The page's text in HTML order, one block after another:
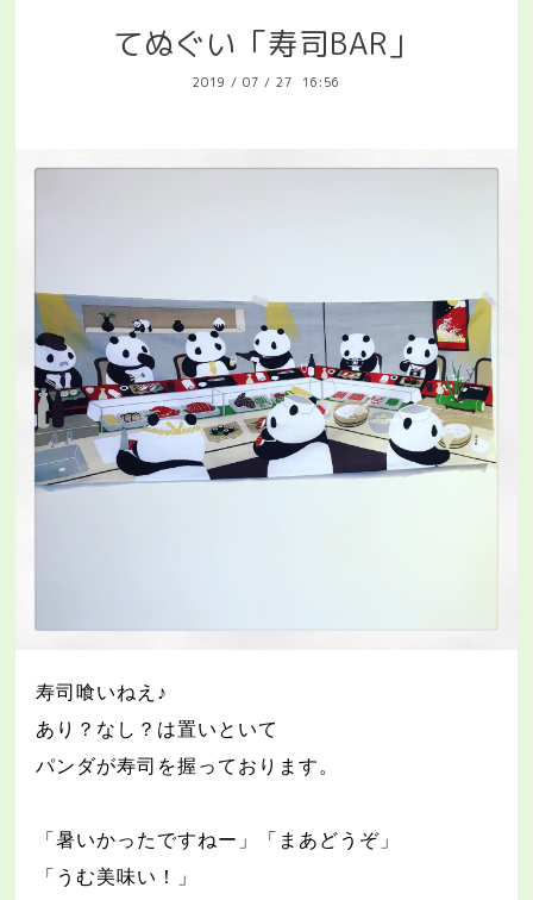
てぬぐい「寿司BAR」
2019 / 07 / 27 16:56
寿司喰いねえ♪
あり？なし？は置いといて
パンダが寿司を握っております。
「暑いかったですねー」「まあどうぞ」
「うむ美味い！」